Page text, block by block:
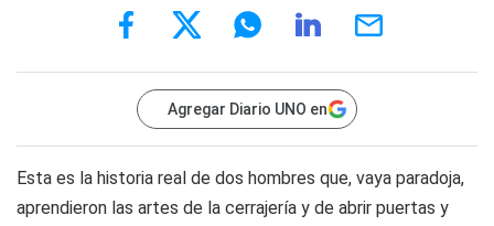
Agregar Diario UNO en
Esta es la historia real de dos hombres que, vaya paradoja,
aprendieron las artes de la cerrajería y de abrir puertas y